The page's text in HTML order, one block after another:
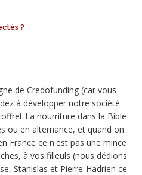
?
de Credofunding (car vous
à développer notre société
La nourriture dans la Bible
ou en alternance, et quand on
France ce n'est pas une mince
à vos filleuls (nous dédions
Stanislas et Pierre-Hadrien ce